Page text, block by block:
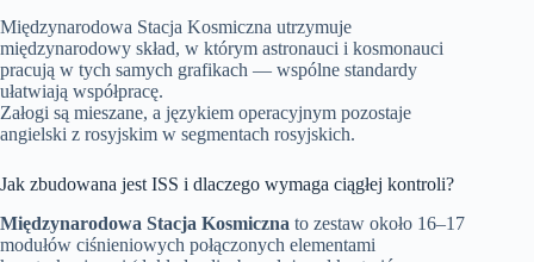
Międzynarodowa Stacja Kosmiczna utrzymuje
międzynarodowy skład, w którym astronauci i kosmonauci
pracują w tych samych grafikach — wspólne standardy
ułatwiają współpracę.
Załogi są mieszane, a językiem operacyjnym pozostaje
angielski z rosyjskim w segmentach rosyjskich.
Jak zbudowana jest ISS i dlaczego wymaga ciągłej kontroli?
Międzynarodowa Stacja Kosmiczna to zestaw około 16–17
modułów ciśnieniowych połączonych elementami